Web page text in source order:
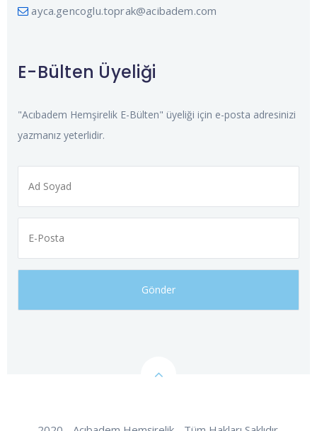
ayca.gencoglu.toprak@acibadem.com
E-Bülten Üyeliği
"Acıbadem Hemşirelik E-Bülten" üyeliği için e-posta adresinizi
yazmanız yeterlidir.